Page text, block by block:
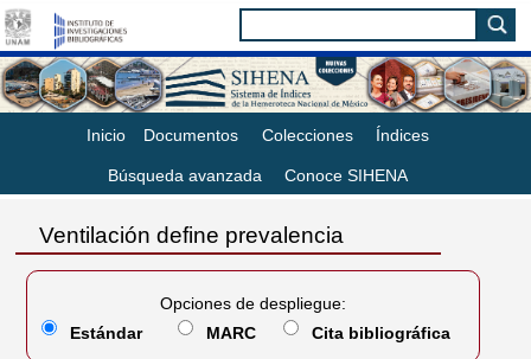
Inicio Documentos Colecciones Índices
Búsqueda avanzada Conoce SIHENA
Ventilación define prevalencia
Opciones de despliegue:
Estándar
MARC Cita bibliográfica